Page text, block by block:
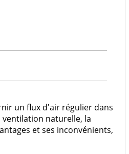
un flux d'air régulier dans
naturelle, la
et ses inconvénients,